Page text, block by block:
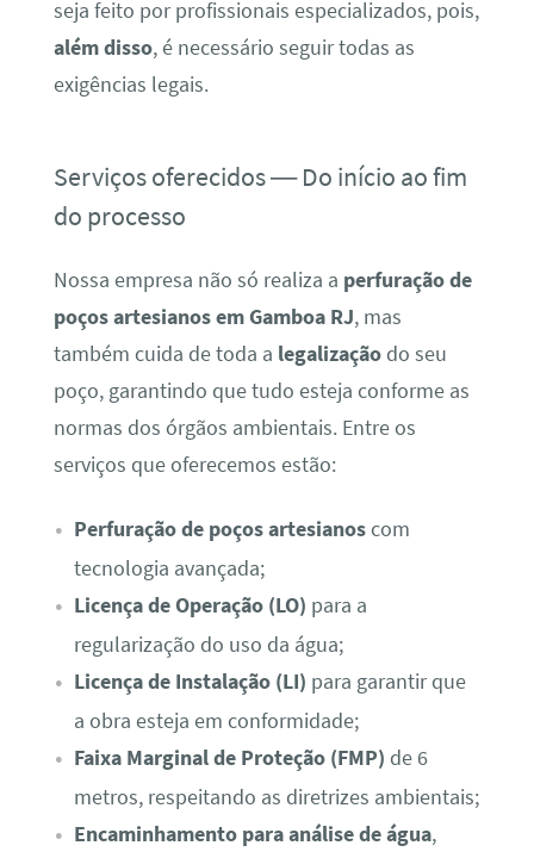
seja feito por profissionais especializados, pois,
além disso, é necessário seguir todas as
exigências legais.
Serviços oferecidos — Do início ao fim
do processo
Nossa empresa não só realiza a perfuração de
poços artesianos em Gamboa RJ, mas
também cuida de toda a legalizaçãodo seu
poço, garantindo que tudo esteja conforme as
normas dos órgãos ambientais. Entre os
serviços que oferecemos estão:
Perfuração de poços artesianoscom
tecnologia avançada;
Licença de Operação (LO) para a
regularização do uso da água;
Licença de Instalação (LI) para garantir que
a obra esteja em conformidade;
Faixa Marginal de Proteção (FMP) de 6
metros, respeitando as diretrizes ambientais;
Encaminhamento para análise de água,